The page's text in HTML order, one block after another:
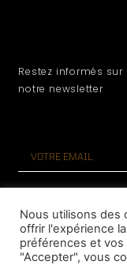
Restez informés
notre newsletter
Nous utilisons des
offrir l'expérience
préférences et
"Accepter", vous